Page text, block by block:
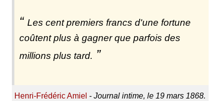
Les cent premiers francs d'une fortune
coûtent plus à gagner que parfois des
millions plus tard.
Henri-Frédéric Amiel -Journal intime, le 19 mars 1868.